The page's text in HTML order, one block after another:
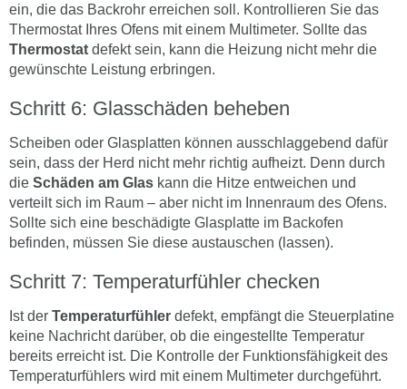
ein, die das Backrohr erreichen soll. Kontrollieren Sie das
Thermostat Ihres Ofens mit einem Multimeter. Sollte das
Thermostat defekt sein, kann die Heizung nicht mehr die
gewünschte Leistung erbringen.
Schritt 6: Glasschäden beheben
Scheiben oder Glasplatten können ausschlaggebend dafür
sein, dass der Herd nicht mehr richtig aufheizt. Denn durch
die Schäden am Glas kann die Hitze entweichen und
verteilt sich im Raum – aber nicht im Innenraum des Ofens.
Sollte sich eine beschädigte Glasplatte im Backofen
befinden, müssen Sie diese austauschen (lassen).
Schritt 7: Temperaturfühler checken
Ist der Temperaturfühler defekt, empfängt die Steuerplatine
keine Nachricht darüber, ob die eingestellte Temperatur
bereits erreicht ist. Die Kontrolle der Funktionsfähigkeit des
Temperaturfühlers wird mit einem Multimeter durchgeführt.